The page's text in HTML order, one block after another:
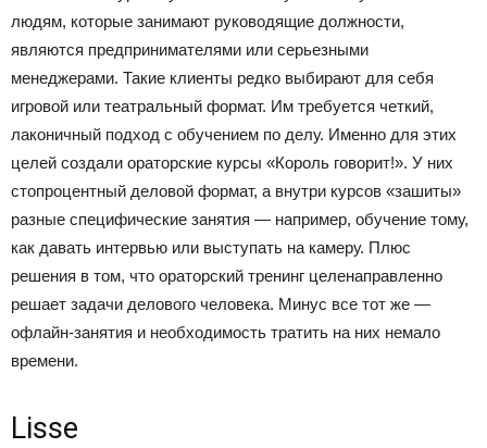
людям, которые занимают руководящие должности,
являются предпринимателями или серьезными
менеджерами. Такие клиенты редко выбирают для себя
игровой или театральный формат. Им требуется четкий,
лаконичный подход с обучением по делу. Именно для этих
целей создали ораторские курсы «Король говорит!». У них
стопроцентный деловой формат, а внутри курсов «зашиты»
разные специфические занятия — например, обучение тому,
как давать интервью или выступать на камеру. Плюс
решения в том, что ораторский тренинг целенаправленно
решает задачи делового человека. Минус все тот же —
офлайн-занятия и необходимость тратить на них немало
времени.
Lisse